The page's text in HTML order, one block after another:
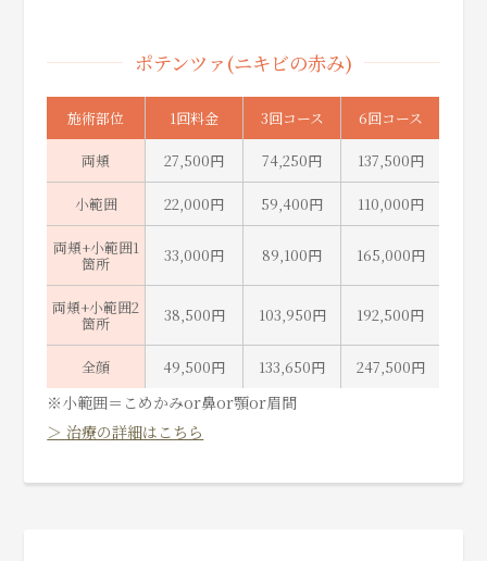
ポテンツァ(ニキビの赤み)
施術部位 1回料金 3回コース 6回コース
両頬 27,500円 74,250円 137,500円
小範囲 22,000円 59,400円 110,000円
両頬+小範囲1
箇所 33,000円 89,100円 165,000円
両頬+小範囲2
箇所 38,500円 103,950円 192,500円
全顔 49,500円 133,650円 247,500円
※小範囲＝こめかみor鼻or顎or眉間
＞ 治療の詳細はこちら